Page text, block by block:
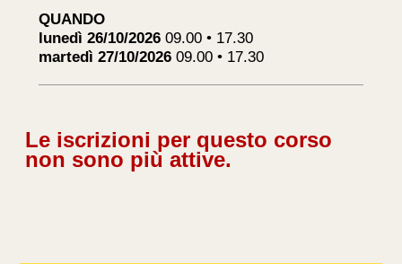
QUANDO
lunedì 26/10/2026 09.00 • 17.30
martedì 27/10/2026 09.00 • 17.30
Le iscrizioni per questo corso
non sono più attive.